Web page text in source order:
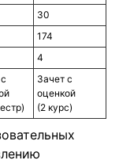
30
174
4
Зачет с
оценкой
(2 курс)